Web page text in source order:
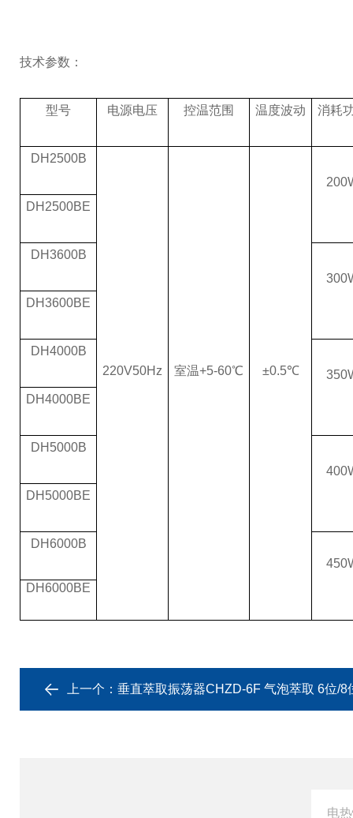
技术参数：
型号 电源电压 控温范围 温度波动 消耗
DH2500B
220V50Hz 室温+5-60℃ ±0.5℃
DH2500BE
DH3600B
DH3600BE
DH4000B
DH4000BE
DH5000B
DH5000BE
DH6000B
DH6000BE
上一个： 垂直萃取振荡器CHZD-6F 气泡萃取 6位/8